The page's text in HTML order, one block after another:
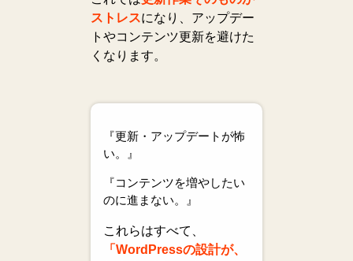
ストレスになり、アップデー
トやコンテンツ更新を避けた
くなります。
『更新・アップデートが怖
い。』
『コンテンツを増やしたい
のに進まない。』
これらはすべて、
「WordPressの設計が、